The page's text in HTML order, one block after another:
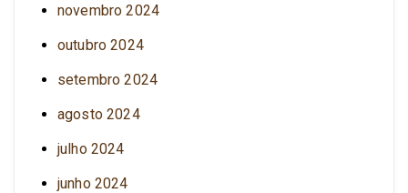
novembro 2024
outubro 2024
setembro 2024
agosto 2024
julho 2024
junho 2024